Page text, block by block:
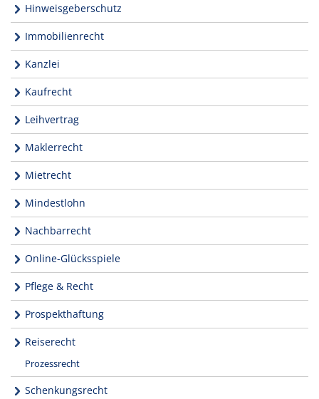
Hinweisgeberschutz
Immobilienrecht
Kanzlei
Kaufrecht
Leihvertrag
Maklerrecht
Mietrecht
Mindestlohn
Nachbarrecht
Online-Glücksspiele
Pflege & Recht
Prospekthaftung
Reiserecht
Prozessrecht
Schenkungsrecht